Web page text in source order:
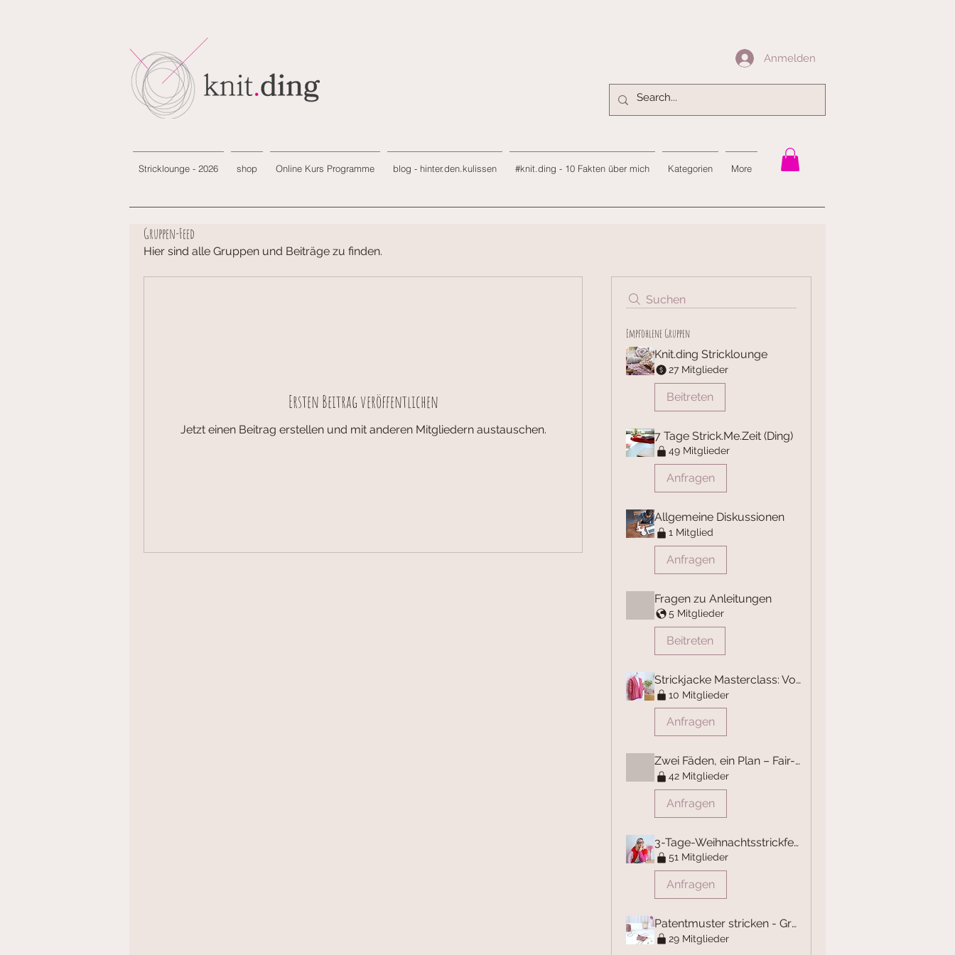
Anmelden
Stricklounge - 2026 shop Online Kurs Programme blog - hinter.den.kulissen #knit.ding - 10 Fakten über mich Kategorien More
Gruppen-Feed
Hier sind alle Gruppen und Beiträge zu finden.
Suchen
Empfohlene Gruppen
Knit.ding Stricklounge
27 Mitglieder
Beitreten
7 Tage Strick.Me.Zeit (Ding)
49 Mitglieder
Anfragen
Allgemeine Diskussionen
1 Mitglied
Anfragen
Fragen zu Anleitungen
5 Mitglieder
Beitreten
Strickjacke Masterclass: Von Seite zu Seite
10 Mitglieder
Anfragen
Zwei Fäden, ein Plan – Fair-Isle-Stricken lernen
42 Mitglieder
Anfragen
3-Tage-Weihnachtsstrickfestival
51 Mitglieder
Anfragen
Patentmuster stricken - Grundlagen
29 Mitglieder
Ersten Beitrag veröffentlichen
Jetzt einen Beitrag erstellen und mit anderen Mitgliedern austauschen.